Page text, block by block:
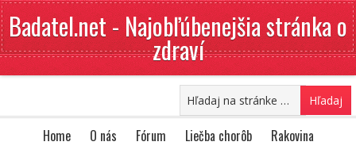
Badatel.net - Najobľúbenejšia stránka o
zdraví
Home O nás Fórum Liečba chorôb
Rakovina